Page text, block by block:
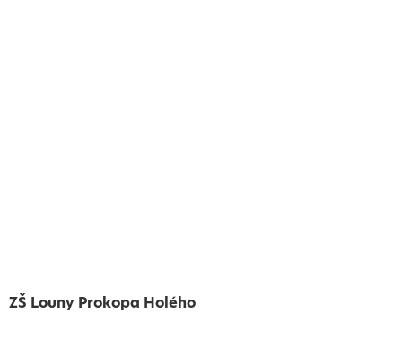
ZŠ Louny Prokopa Holého